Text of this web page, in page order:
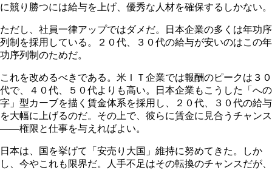
に競り勝つには給与を上げ、優秀な人材を確保するしかない。
ただし、社員一律アップではダメだ。日本企業の多くは年功序
列制を採用している。２０代、３０代の給与が安いのはこの年
功序列制のためだ。
これを改めるべきである。米ＩＴ企業では報酬のピークは３０
代で、４０代、５０代よりも高い。日本企業もこうした「への
字」型カーブを描く賃金体系を採用し、２０代、３０代の給与
を大幅に上げるのだ。その上で、彼らに賃金に見合うチャンス
――権限と仕事を与えればよい。
日本は、国を挙げて「安売り大国」維持に努めてきた。しか
し、今やこれも限界だ。人手不足はその転換のチャンスだが、